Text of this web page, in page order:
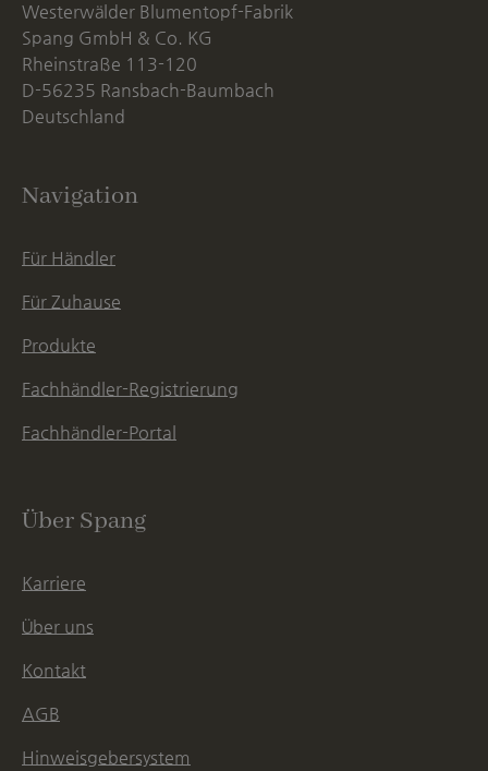
Westerwälder Blumentopf-Fabrik
Spang GmbH & Co. KG
Rheinstraße 113-120
D-56235 Ransbach-Baumbach
Deutschland
Navigation
Für Händler
Für Zuhause
Produkte
Fachhändler-Registrierung
Fachhändler-Portal
Über Spang
Karriere
Über uns
Kontakt
AGB
Hinweisgebersystem